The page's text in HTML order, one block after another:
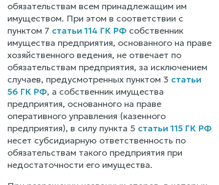
обязательствам всем принадлежащим им
имуществом. При этом в соответствии с
пунктом 7 статьи 114 ГК РФ собственник
имущества предприятия, основанного на праве
хозяйственного ведения, не отвечает по
обязательствам предприятия, за исключением
случаев, предусмотренных пунктом 3 статьи
56 ГК РФ, а собственник имущества
предприятия, основанного на праве
оперативного управления (казенного
предприятия), в силу пункта 5 статьи 115 ГК РФ
несет субсидиарную ответственность по
обязательствам такого предприятия при
недостаточности его имущества.